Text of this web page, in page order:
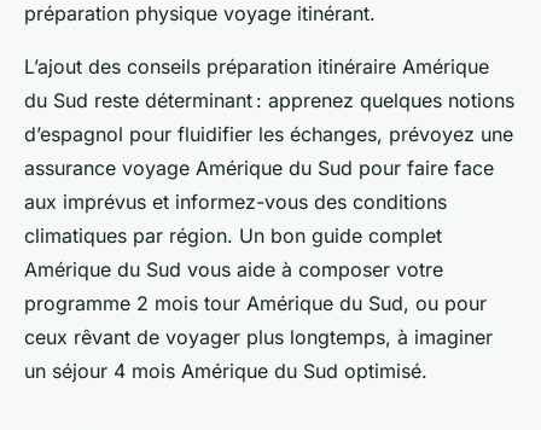
préparation physique voyage itinérant.
L’ajout des conseils préparation itinéraire Amérique
du Sud reste déterminant : apprenez quelques notions
d’espagnol pour fluidifier les échanges, prévoyez une
assurance voyage Amérique du Sud pour faire face
aux imprévus et informez-vous des conditions
climatiques par région. Un bon guide complet
Amérique du Sud vous aide à composer votre
programme 2 mois tour Amérique du Sud, ou pour
ceux rêvant de voyager plus longtemps, à imaginer
un séjour 4 mois Amérique du Sud optimisé.